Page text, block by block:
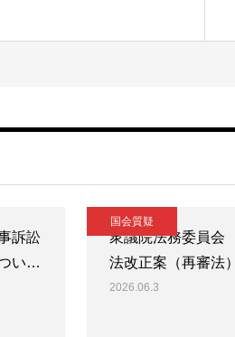
訴訟
い…
国会質疑
衆議院法務委員
法改正案（再審法
2026.06.3